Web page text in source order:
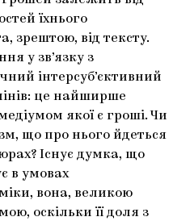
їхнього
зрештою, від тексту.
у зв’язку з
інтерсуб’єктивний
це найширше
якої є гроші. Чи
що про нього йдеться
Існує думка, що
в умовах
вона, великою
оскільки її доля з